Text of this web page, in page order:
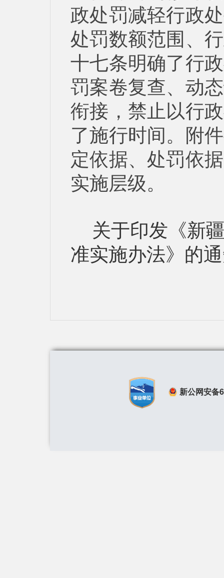
政处罚减轻行政
处罚数额范围、
十七条明确了行
罚案卷复查、动
衔接，禁止以行
了施行时间。
附
定依据、处罚依
实施层级。
关于印发《新
准实施办法》的
新公网安备